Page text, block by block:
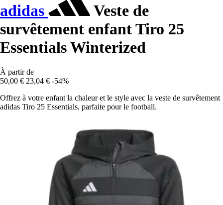
adidas
Veste de
survêtement enfant Tiro 25
Essentials Winterized
À partir de
50,00 € 23,04 € -54%
Offrez à votre enfant la chaleur et le style avec la veste de survêtement
adidas Tiro 25 Essentials, parfaite pour le football.